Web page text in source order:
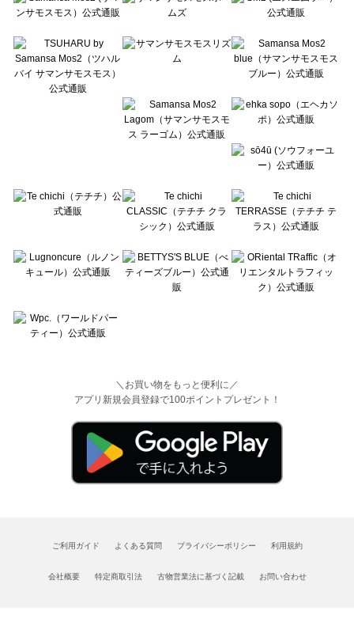
Te chichi CLASSIC（テチチ クラシック）のアウター一覧
Lugnoncure（ルノンキュール）のアウター一覧
BETTY'S BLUE（べティーズブルー）のアウター一覧
Wpc.（ワールドパーティー）のアウター一覧
＼お買い物をもっと便利に／
アプリ新規会員登録で100ポイントプレゼント！
ご利用ガイド よくある質問 プライバシーポリシー 利用規約
会社概要 特定商取引法 古物営業法に基づく記載 お問い合わせ